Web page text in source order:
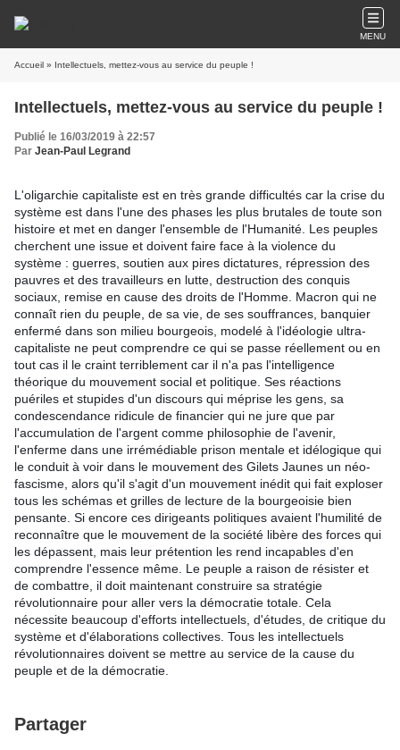
MENU
Accueil » Intellectuels, mettez-vous au service du peuple !
Intellectuels, mettez-vous au service du peuple !
Publié le 16/03/2019 à 22:57
Par Jean-Paul Legrand
L'oligarchie capitaliste est en très grande difficultés car la crise du
système est dans l'une des phases les plus brutales de toute son
histoire et met en danger l'ensemble de l'Humanité. Les peuples
cherchent une issue et doivent faire face à la violence du
système : guerres, soutien aux pires dictatures, répression des
pauvres et des travailleurs en lutte, destruction des conquis
sociaux, remise en cause des droits de l'Homme. Macron qui ne
connaît rien du peuple, de sa vie, de ses souffrances, banquier
enfermé dans son milieu bourgeois, modelé à l'idéologie ultra-
capitaliste ne peut comprendre ce qui se passe réellement ou en
tout cas il le craint terriblement car il n'a pas l'intelligence
théorique du mouvement social et politique. Ses réactions
puériles et stupides d'un discours qui méprise les gens, sa
condescendance ridicule de financier qui ne jure que par
l'accumulation de l'argent comme philosophie de l'avenir,
l'enferme dans une irrémédiable prison mentale et idélogique qui
le conduit à voir dans le mouvement des Gilets Jaunes un néo-
fascisme, alors qu'il s'agit d'un mouvement inédit qui fait exploser
tous les schémas et grilles de lecture de la bourgeoisie bien
pensante. Si encore ces dirigeants politiques avaient l'humilité de
reconnaître que le mouvement de la société libère des forces qui
les dépassent, mais leur prétention les rend incapables d'en
comprendre l'essence même. Le peuple a raison de résister et
de combattre, il doit maintenant construire sa stratégie
révolutionnaire pour aller vers la démocratie totale. Cela
nécessite beaucoup d'efforts intellectuels, d'études, de critique du
système et d'élaborations collectives. Tous les intellectuels
révolutionnaires doivent se mettre au service de la cause du
peuple et de la démocratie.
Partager